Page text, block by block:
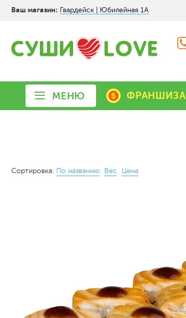
Ваш магазин: Гвардейск | Юбилейная 1А
МЕНЮ ФРАНШИЗА
Сортировка: По названию Вес Цена